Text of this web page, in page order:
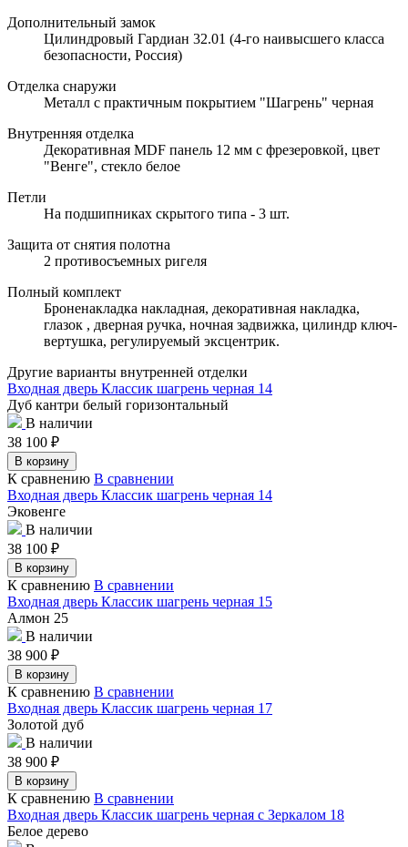
Дополнительный замок
Цилиндровый Гардиан 32.01 (4-го наивысшего класса
безопасности, Россия)
Отделка снаружи
Металл с практичным покрытием "Шагрень" черная
Внутренняя отделка
Декоративная MDF панель 12 мм с фрезеровкой, цвет
"Венге", стекло белое
Петли
На подшипниках скрытого типа - 3 шт.
Защита от снятия полотна
2 противосъемных ригеля
Полный комплект
Броненакладка накладная, декоративная накладка,
глазок , дверная ручка, ночная задвижка, цилиндр ключ-
вертушка, регулируемый эксцентрик.
Другие варианты внутренней отделки
Входная дверь Классик шагрень черная 14
Дуб кантри белый горизонтальный
В наличии
38 100 ₽
В корзину
К сравнению В сравнении
Входная дверь Классик шагрень черная 14
Эковенге
В наличии
38 100 ₽
В корзину
К сравнению В сравнении
Входная дверь Классик шагрень черная 15
Алмон 25
В наличии
38 900 ₽
В корзину
К сравнению В сравнении
Входная дверь Классик шагрень черная 17
Золотой дуб
В наличии
38 900 ₽
В корзину
К сравнению В сравнении
Входная дверь Классик шагрень черная с Зеркалом 18
Белое дерево